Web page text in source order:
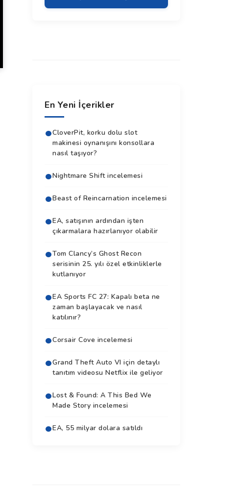
En Yeni İçerikler
CloverPit, korku dolu slot
makinesi oynanışını konsollara
nasıl taşıyor?
Nightmare Shift incelemesi
Beast of Reincarnation incelemesi
EA, satışının ardından işten
çıkarmalara hazırlanıyor olabilir
Tom Clancy’s Ghost Recon
serisinin 25. yılı özel etkinliklerle
kutlanıyor
EA Sports FC 27: Kapalı beta ne
zaman başlayacak ve nasıl
katılınır?
Corsair Cove incelemesi
Grand Theft Auto VI için detaylı
tanıtım videosu Netflix ile geliyor
Lost & Found: A This Bed We
Made Story incelemesi
EA, 55 milyar dolara satıldı